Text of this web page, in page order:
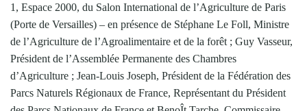
1, Espace 2000, du Salon International de l’Agriculture de Paris
(Porte de Versailles) – en présence de Stéphane Le Foll, Ministre
de l’Agriculture de l’Agroalimentaire et de la forêt ; Guy Vasseur,
Président de l’Assemblée Permanente des Chambres
d’Agriculture ; Jean-Louis Joseph, Président de la Fédération des
Parcs Naturels Régionaux de France, Représentant du Président